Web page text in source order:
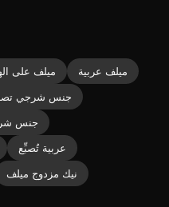
ميلف على
ميلف عربية
جنس شرجي
جنس
عربية تُصبِّع
نيك مزدوج ميلف